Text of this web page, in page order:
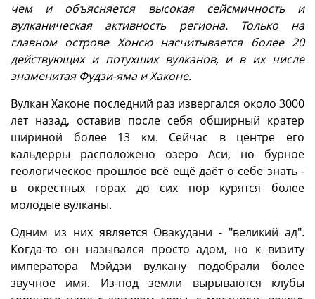
чем и объясняется высокая сейсмичность и
вулканическая активность региона. Только на
главном острове Хонсю насчитывается более 20
действующих и потухших вулканов, и в их числе
знаменитая Фудзи-яма и Хаконе.
Вулкан Хаконе последний раз извергался около 3000
лет назад, оставив после себя обширный кратер
шириной более 13 км. Сейчас в центре его
кальдерры расположено озеро Аси, но бурное
геологическое прошлое всё ещё даёт о себе знать -
в окрестных горах до сих пор курятся более
молодые вулканы.
Одним из них является Овакудани - "великий ад".
Когда-то он назывался просто адом, но к визиту
императора Мэйдзи вулкану подобрали более
звучное имя. Из-под земли вырываются клубы